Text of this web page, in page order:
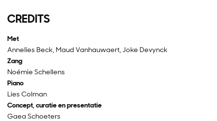
CREDITS
Met
Annelies Beck, Maud Vanhauwaert, Joke Devynck
Zang
Noémie Schellens
Piano
Lies Colman
Concept, curatie en presentatie
Gaea Schoeters